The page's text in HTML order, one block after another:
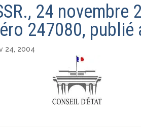
24 novembre
247080, publié
24, 2004